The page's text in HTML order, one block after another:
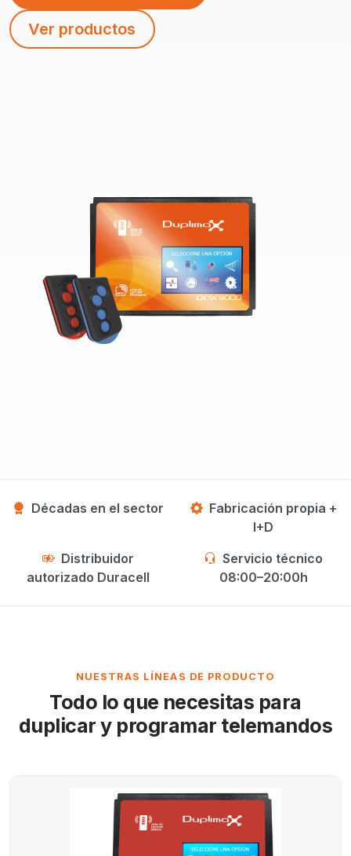
Ver productos
Décadas en el sector
Fabricación propia +
I+D
Distribuidor
autorizado Duracell
Servicio técnico
08:00–20:00h
NUESTRAS LÍNEAS DE PRODUCTO
Todo lo que necesitas para
duplicar y programar telemandos